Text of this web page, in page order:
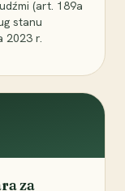
(art. 189a
stanu
2023 r.
za